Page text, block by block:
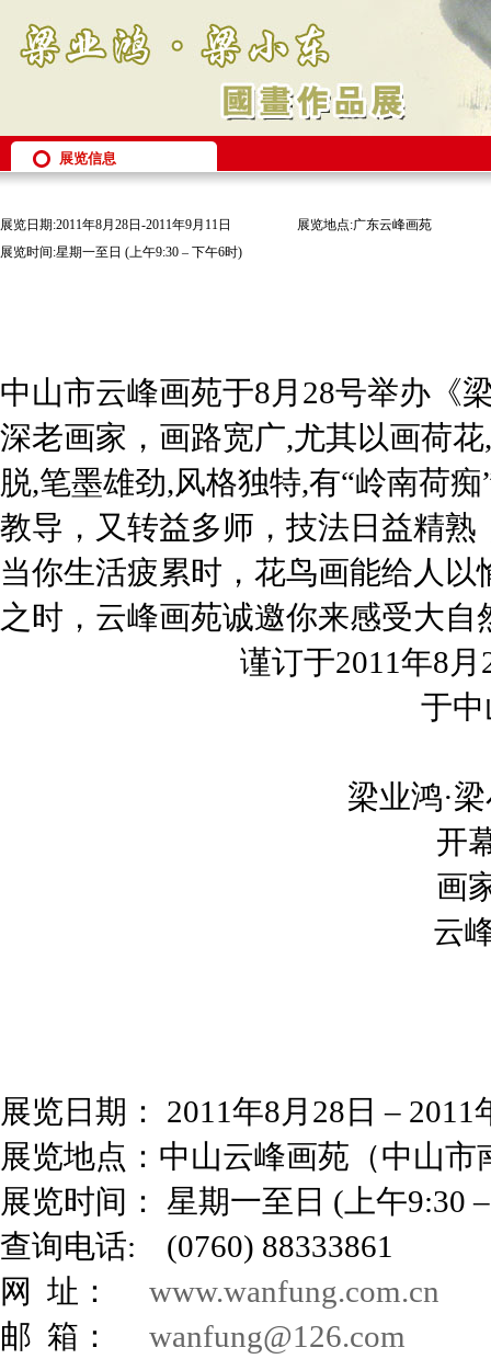
展览信息
展览日期:2011年8月28日-2011年9月11日
展览地点:广东云峰画苑
展览时间:星期一至日 (上午9:30 – 下午6时)
中山市云峰画苑于8月28号举办《
深老画家，画路宽广,尤其以画荷
脱,笔墨雄劲,风格独特,有“岭南荷
教导，又转益多师，技法日益精
当你生活疲累时，花鸟画能给人
之时，云峰画苑诚邀你来感受大
谨订于2011年8
于
梁业鸿·
开
画
云
展览日期： 2011年8月28日 – 2011
展览地点：中山云峰画苑（中山
展览时间： 星期一至日 (上午9:30
查询电话: (0760) 88333861
网 址： www.wanfung.com.cn
邮 箱： wanfung@126.com